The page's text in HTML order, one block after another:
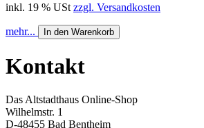
inkl. 19 % USt zzgl. Versandkosten
mehr... In den Warenkorb
Kontakt
Das Altstadthaus Online-Shop
Wilhelmstr. 1
D-48455 Bad Bentheim